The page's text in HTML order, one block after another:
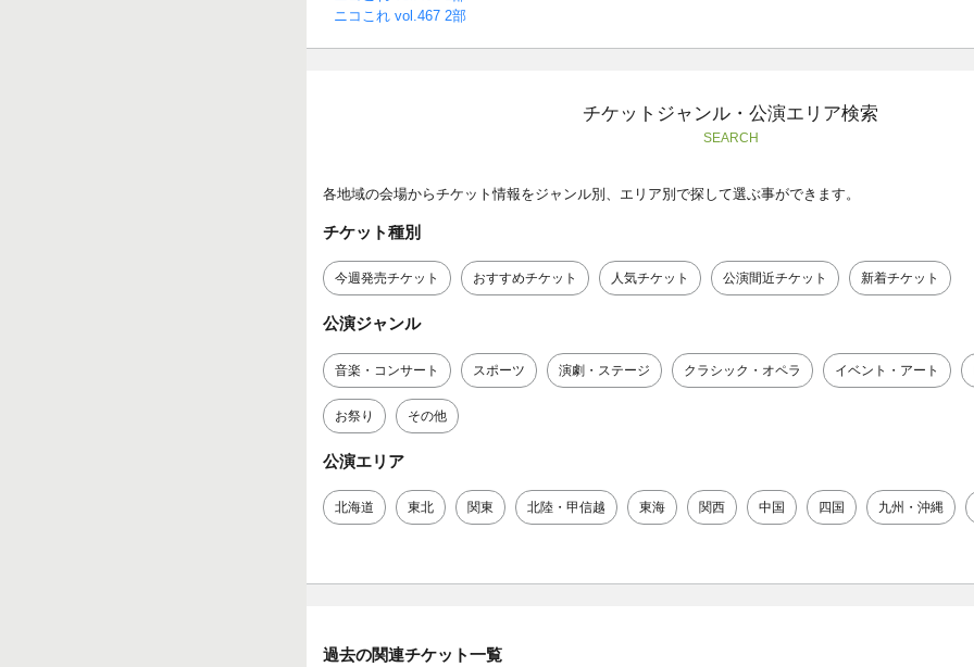
ニコこれ vol.467 2部
チケットジャンル・公演エリア検索
SEARCH
各地域の会場からチケット情報をジャンル別、エリア別で探して選ぶ事ができます。
チケット種別
今週発売チケット おすすめチケット 人気チケット 公演間近チケット 新着チケット
公演ジャンル
音楽・コンサート スポーツ 演劇・ステージ クラシック・オペラ イベント・アート
お祭り その他
公演エリア
北海道 東北 関東 北陸・甲信越 東海 関西 中国 四国 九州・沖縄
過去の関連チケット一覧